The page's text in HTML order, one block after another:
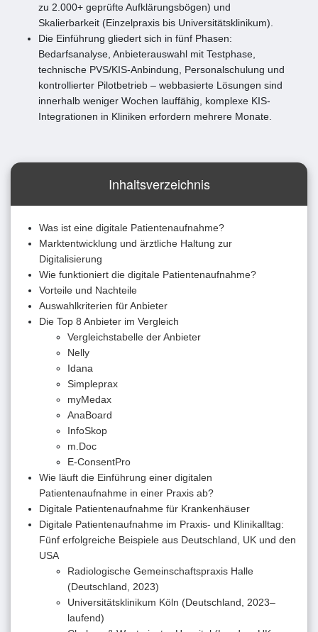
zu 2.000+ geprüfte Aufklärungsbögen) und
Skalierbarkeit (Einzelpraxis bis Universitätsklinikum).
Die Einführung gliedert sich in fünf Phasen:
Bedarfsanalyse, Anbieterauswahl mit Testphase,
technische PVS/KIS-Anbindung, Personalschulung und
kontrollierter Pilotbetrieb – webbasierte Lösungen sind
innerhalb weniger Wochen lauffähig, komplexe KIS-
Integrationen in Kliniken erfordern mehrere Monate.
Inhaltsverzeichnis
Was ist eine digitale Patientenaufnahme?
Marktentwicklung und ärztliche Haltung zur
Digitalisierung
Wie funktioniert die digitale Patientenaufnahme?
Vorteile und Nachteile
Auswahlkriterien für Anbieter
Die Top 8 Anbieter im Vergleich
Vergleichstabelle der Anbieter
Nelly
Idana
Simpleprax
myMedax
AnaBoard
InfoSkop
m.Doc
E-ConsentPro
Wie läuft die Einführung einer digitalen
Patientenaufnahme in einer Praxis ab?
Digitale Patientenaufnahme für Krankenhäuser
Digitale Patientenaufnahme im Praxis- und Klinikalltag:
Fünf erfolgreiche Beispiele aus Deutschland, UK und den
USA
Radiologische Gemeinschaftspraxis Halle
(Deutschland, 2023)
Universitätsklinikum Köln (Deutschland, 2023–
laufend)